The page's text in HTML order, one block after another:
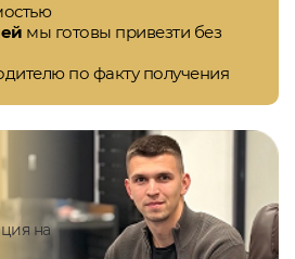
мы готовы привезти без
по факту получения
на